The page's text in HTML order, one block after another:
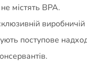
містять BPA.
виробничій
поступове